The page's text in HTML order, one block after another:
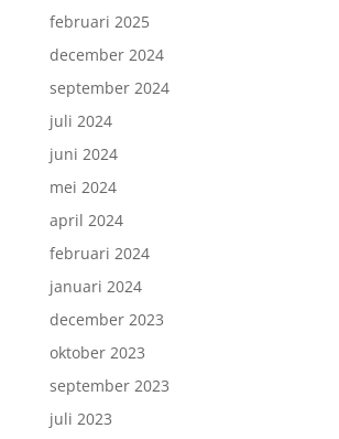
februari 2025
december 2024
september 2024
juli 2024
juni 2024
mei 2024
april 2024
februari 2024
januari 2024
december 2023
oktober 2023
september 2023
juli 2023